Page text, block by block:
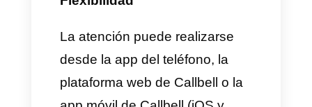
funcionalidades avanzadas de
Callbell.
Beneficios de usar